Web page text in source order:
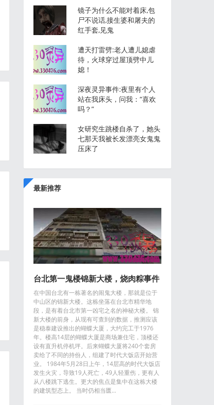
镜子为什么不能对着床,包
尸不说话,接生婆和屠夫的
红手套,见鬼
遭天打雷劈:老人遭儿媳虐
待，火球穿过屋顶劈中儿
媳！
深夜灵异事件:夜里有个人
站在我床头，问我：“喜欢
吗？”
女研究生跳楼自杀了，她头
七那天我被长发漂亮女鬼鬼
压床了
最新推荐
台北第一鬼楼锦新大楼，烧肉粽事件
楼内供奉数百块牌位！
在中国台北有一栋著名的闹鬼大楼，那就是位于
中山区的锦新大楼。这栋坐落在台北市精华地
段，是有着台北市第一凶宅之名的神秘大楼。 锦
新大楼的前身，从现有可查到的数据，推测应该
是稳泰建设推出的蝴蝶大厦，大约完工于1976
年。楼高14层的蝴蝶大厦是商场兼住宅，顶楼还
设有直升机停机坪。后来蝴蝶大厦将240个套房
卖给了不同的持份人，组建了时代大饭店开始营
业。 1984年5月28日上午，14层高的时代大饭店
发生火灾，导致19人死亡，49人轻重伤，更有人
从八楼跳下逃生。更大的焦点是集中在这栋大楼
的建筑型态上。 当时仍相当匮...